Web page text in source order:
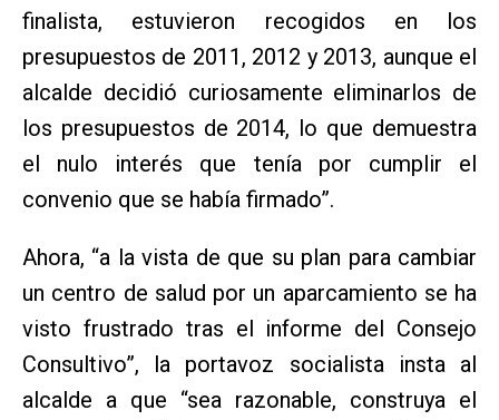
finalista, estuvieron recogidos en los
presupuestos de 2011, 2012 y 2013, aunque el
alcalde decidió curiosamente eliminarlos de
los presupuestos de 2014, lo que demuestra
el nulo interés que tenía por cumplir el
convenio que se había firmado”.
Ahora, “a la vista de que su plan para cambiar
un centro de salud por un aparcamiento se ha
visto frustrado tras el informe del Consejo
Consultivo”, la portavoz socialista insta al
alcalde a que “sea razonable, construya el